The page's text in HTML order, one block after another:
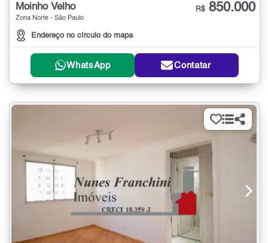
Moinho Velho
Zona Norte - São Paulo
Endereço no círculo do mapa
R$ 850.000
WhatsApp Contatar